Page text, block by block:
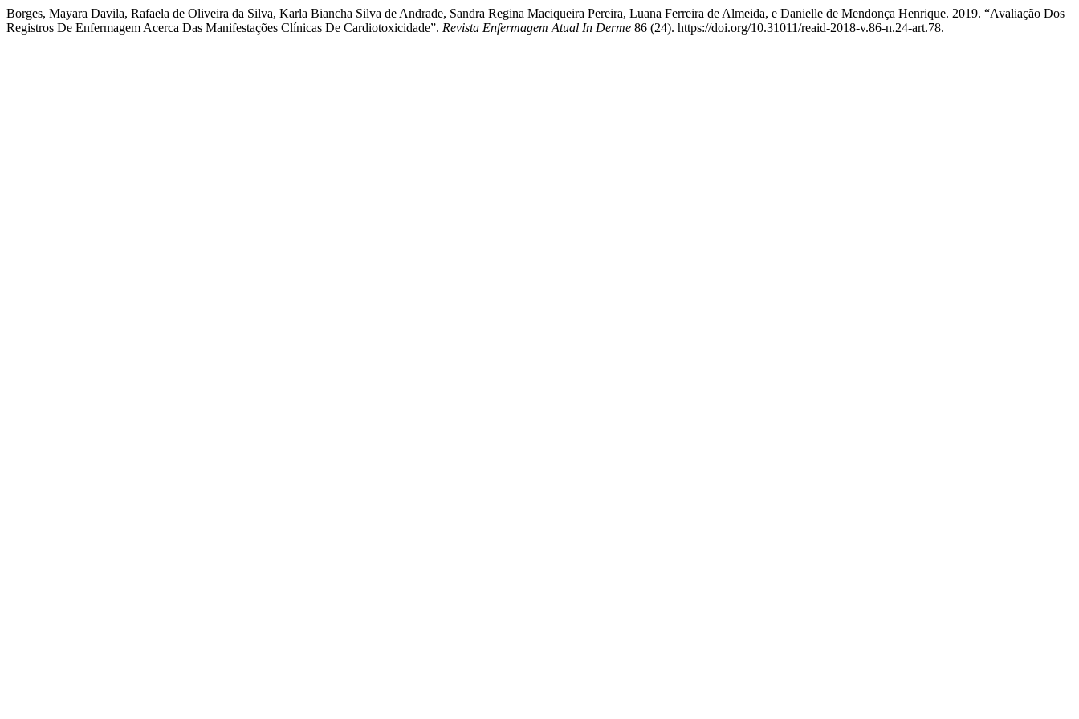
Borges, Mayara Davila, Rafaela de Oliveira da Silva, Karla Biancha Silva de Andrade, Sandra Regina Maciqueira Pereira, Luana Ferreira de Almeida, e Danielle de Mendonça Henrique. 2019. “Avaliação Dos
Registros De Enfermagem Acerca Das Manifestações Clínicas De Cardiotoxicidade”. Revista Enfermagem Atual In Derme 86 (24). https://doi.org/10.31011/reaid-2018-v.86-n.24-art.78.